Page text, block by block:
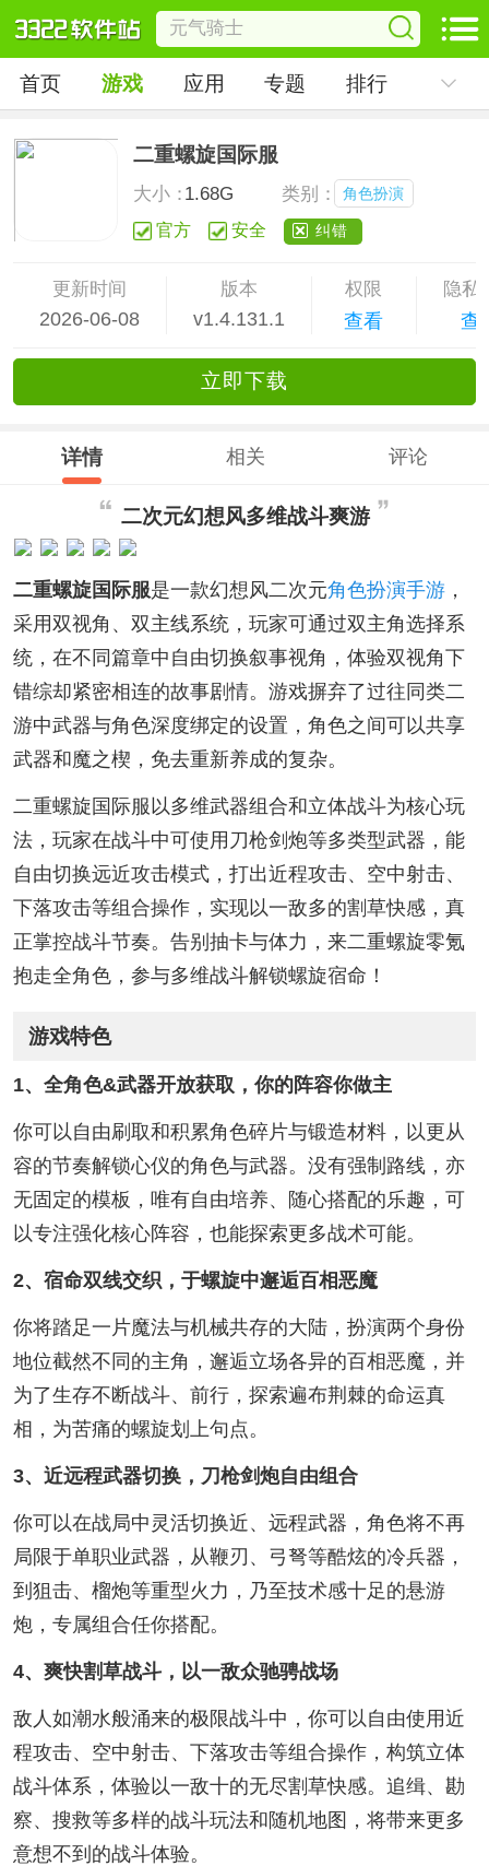
首页 游戏 应用 专题 排行
二重螺旋国际服
大小：1.68G 类别： 角色扮演
官方 安全 纠错
更新时间
2026-06-08
版本
v1.4.131.1
权限
查看
隐私
查
立即下载
详情 相关 评论
二次元幻想风多维战斗爽游
二重螺旋国际服是一款幻想风二次元角色扮演手游，
采用双视角、双主线系统，玩家可通过双主角选择系
统，在不同篇章中自由切换叙事视角，体验双视角下
错综却紧密相连的故事剧情。游戏摒弃了过往同类二
游中武器与角色深度绑定的设置，角色之间可以共享
武器和魔之楔，免去重新养成的复杂。
二重螺旋国际服以多维武器组合和立体战斗为核心玩
法，玩家在战斗中可使用刀枪剑炮等多类型武器，能
自由切换远近攻击模式，打出近程攻击、空中射击、
下落攻击等组合操作，实现以一敌多的割草快感，真
正掌控战斗节奏。告别抽卡与体力，来二重螺旋零氪
抱走全角色，参与多维战斗解锁螺旋宿命！
游戏特色
1、全角色&武器开放获取，你的阵容你做主
你可以自由刷取和积累角色碎片与锻造材料，以更从
容的节奏解锁心仪的角色与武器。没有强制路线，亦
无固定的模板，唯有自由培养、随心搭配的乐趣，可
以专注强化核心阵容，也能探索更多战术可能。
2、宿命双线交织，于螺旋中邂逅百相恶魔
你将踏足一片魔法与机械共存的大陆，扮演两个身份
地位截然不同的主角，邂逅立场各异的百相恶魔，并
为了生存不断战斗、前行，探索遍布荆棘的命运真
相，为苦痛的螺旋划上句点。
3、近远程武器切换，刀枪剑炮自由组合
你可以在战局中灵活切换近、远程武器，角色将不再
局限于单职业武器，从鞭刃、弓弩等酷炫的冷兵器，
到狙击、榴炮等重型火力，乃至技术感十足的悬游
炮，专属组合任你搭配。
4、爽快割草战斗，以一敌众驰骋战场
敌人如潮水般涌来的极限战斗中，你可以自由使用近
程攻击、空中射击、下落攻击等组合操作，构筑立体
战斗体系，体验以一敌十的无尽割草快感。追缉、勘
察、搜救等多样的战斗玩法和随机地图，将带来更多
意想不到的战斗体验。